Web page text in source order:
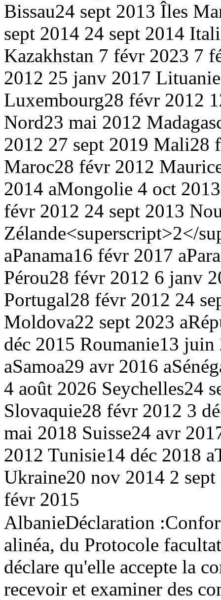
Bissau24 sept 2013 Îles
sept 2014 24 sept 2014
Kazakhstan 7 févr 2023 7
2012 25 janv 2017 Lituanie
Luxembourg28 févr 2012
Nord23 mai 2012
2012 27 sept 2019 Mali28
Maroc28 févr 2012
2014 aMongolie 4 oct
févr 2012 24 sept 2013
Zélande<superscript>2</
aPanama16 févr 2017 a
Pérou28 févr 2012 6 janv
Portugal28 févr 2012 24
Moldova22 sept 2023 a
déc 2015 Roumanie13
aSamoa29 avr 2016 a
4 août 2026 Seychelles24
Slovaquie28 févr 2012 3
mai 2018 Suisse24 avr
2012 Tunisie14 déc 2018 a
Ukraine20 nov 2014 2
févr 2015
AlbanieDéclaration :
alinéa, du Protocole
déclare qu'elle accepte la
recevoir et examiner des